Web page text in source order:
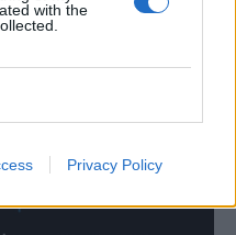
with the
Privacy Policy